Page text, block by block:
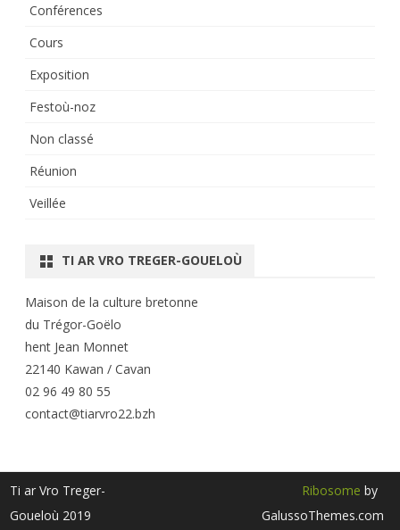
Conférences
Cours
Exposition
Festoù-noz
Non classé
Réunion
Veillée
TI AR VRO TREGER-GOUELOÙ
Maison de la culture bretonne
du Trégor-Goëlo
hent Jean Monnet
22140 Kawan / Cavan
02 96 49 80 55
contact@tiarvro22.bzh
Ti ar Vro Treger-
Goueloù 2019
Ribosome by
GalussoThemes.com